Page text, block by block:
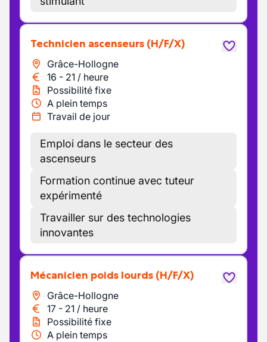
Technicien ascenseurs (H/F/X)
Grâce-Hollogne
16 - 21 / heure
Possibilité fixe
A plein temps
Travail de jour
Emploi dans le secteur des
ascenseurs
Formation continue avec tuteur
expérimenté
Travailler sur des technologies
innovantes
Mécanicien poids lourds (H/F/X)
Grâce-Hollogne
17 - 21 / heure
Possibilité fixe
A plein temps